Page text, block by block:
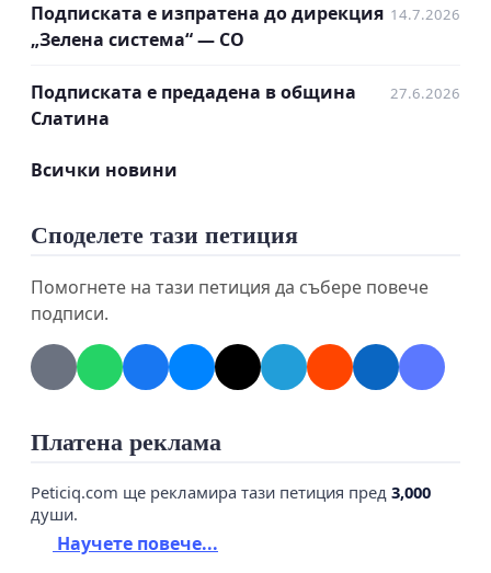
Подписката е изпратена до дирекция
„Зелена система“ — СО
14.7.2026
Подписката е предадена в община
Слатина
27.6.2026
Всички новини
Споделете тази петиция
Помогнете на тази петиция да събере повече
подписи.
Платена реклама
Peticiq.com ще рекламира тази петиция пред 3,000
души.
Научете повече...